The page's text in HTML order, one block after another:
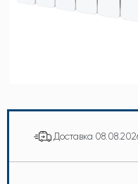
Доставка